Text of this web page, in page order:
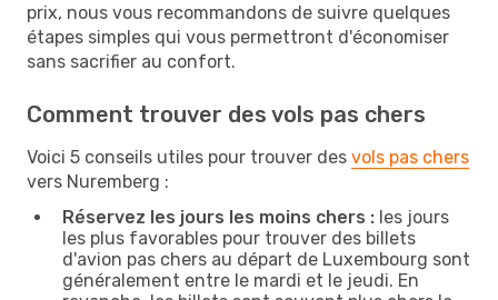
prix, nous vous recommandons de suivre quelques
étapes simples qui vous permettront d'économiser
sans sacrifier au confort.
Comment trouver des vols pas chers
Voici 5 conseils utiles pour trouver des vols pas chers
vers Nuremberg :
Réservez les jours les moins chers : les jours
les plus favorables pour trouver des billets
d'avion pas chers au départ de Luxembourg sont
généralement entre le mardi et le jeudi. En